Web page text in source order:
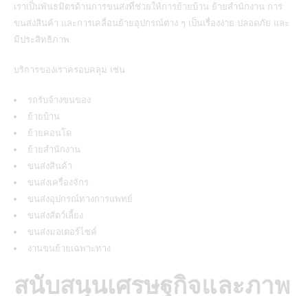
เราเป็นพันธมิตรด้านการขนส่งที่ช่วยให้การย้ายบ้าน ย้ายสำนักงาน การ
ขนส่งสินค้า และการเคลื่อนย้ายอุปกรณ์ต่าง ๆ เป็นเรื่องง่าย ปลอดภัย และ
มีประสิทธิภาพ
บริการของเราครอบคลุม เช่น
รถรับจ้างขนของ
ย้ายบ้าน
ย้ายคอนโด
ย้ายสำนักงาน
ขนส่งสินค้า
ขนส่งเครื่องจักร
ขนส่งอุปกรณ์ทางการแพทย์
ขนส่งสัตว์เลี้ยง
ขนส่งมอเตอร์ไซค์
งานขนย้ายเฉพาะทาง
สนับสนุนเศรษฐกิจและภาพ